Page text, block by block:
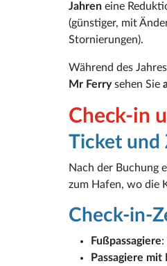
Jahren eine
(günstiger, mit
Stornierungen).
Während des
Mr Ferrysehen Sie
Check-in
Ticket und
Nach der Buchung
zum Hafen, wo die
Check-in-
Fußpassagiere:
Passagiere mit